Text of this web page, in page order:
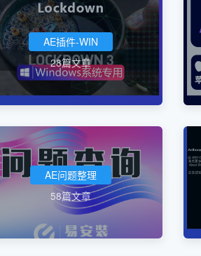
AE插件-WIN
28篇文章
AE问题整理
58篇文章